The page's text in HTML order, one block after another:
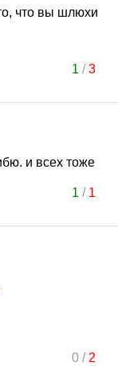
что вы шлюхи
1 /3
и всех тоже
1 / 1
0/ 2